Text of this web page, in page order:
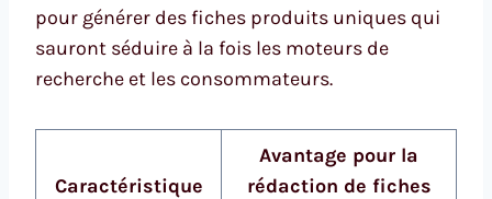
pour générer des fiches produits uniques qui
sauront séduire à la fois les moteurs de
recherche et les consommateurs.
Caractéristique
Avantage pour la
rédaction de fiches